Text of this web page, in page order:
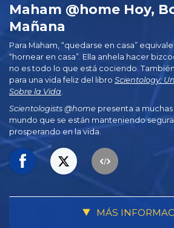
Maham @home Hoy,
Mañana
Para Maham, “quedarse en casa”
“hornear en casa”. Ella anhela hacer
no es todo lo que está cociendo.
para una vida feliz del libro Scientology:
Sobre la Vida
Scientologists @home presenta a
mundo que se están manteniendo
prosperando en la vida.
MÁS